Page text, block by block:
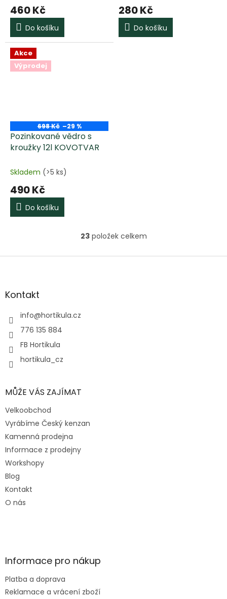
460 Kč
Do košíku
280 Kč
Do košíku
Akce
Výprodej
698 Kč –29 %
Pozinkované vědro s
kroužky 12l KOVOTVAR
Skladem (>5 ks)
490 Kč
Do košíku
O
l
23položek celkem
Z
aKontakt
info@hortikula.cz
776 135 884
FB Hortikula
hortikula_cz
MŮŽE VÁS ZAJÍMAT
Velkoobchod
Vyrábíme Český kenzan
Kamenná prodejna
Informace z prodejny
Workshopy
Blog
Kontakt
O nás
Informace pro nákup
Platba a doprava
Reklamace a vrácení zboží